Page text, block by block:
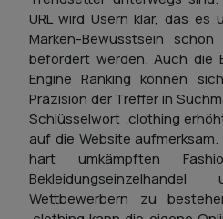
URL wird Usern klar, das es
Marken-Bewusstsein
befördert werden. Auch die
Engine Ranking können
Präzision der Treffer in
Schlüsselwort .clothing
auf die Website
hart umkämpften
Wettbewerbern zu